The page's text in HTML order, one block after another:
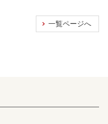
一覧ページへ